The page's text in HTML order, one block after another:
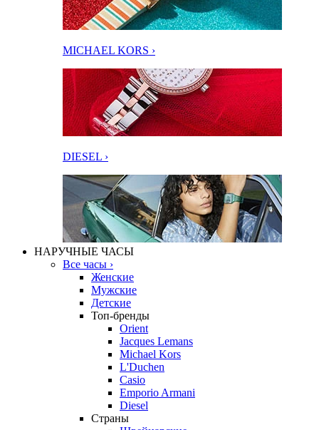
MICHAEL KORS ›
DIESEL ›
НАРУЧНЫЕ ЧАСЫ
Все часы ›
Женские
Мужские
Детские
Топ-бренды
Orient
Jacques Lemans
Michael Kors
L'Duchen
Casio
Emporio Armani
Diesel
Страны